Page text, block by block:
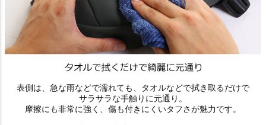
表側は、急な雨などで濡れても、タオルなどで拭き取るだけで
サラサラな手触りに元通り。
摩擦にも非常に強く、傷も付きにくいタフさが魅力です。